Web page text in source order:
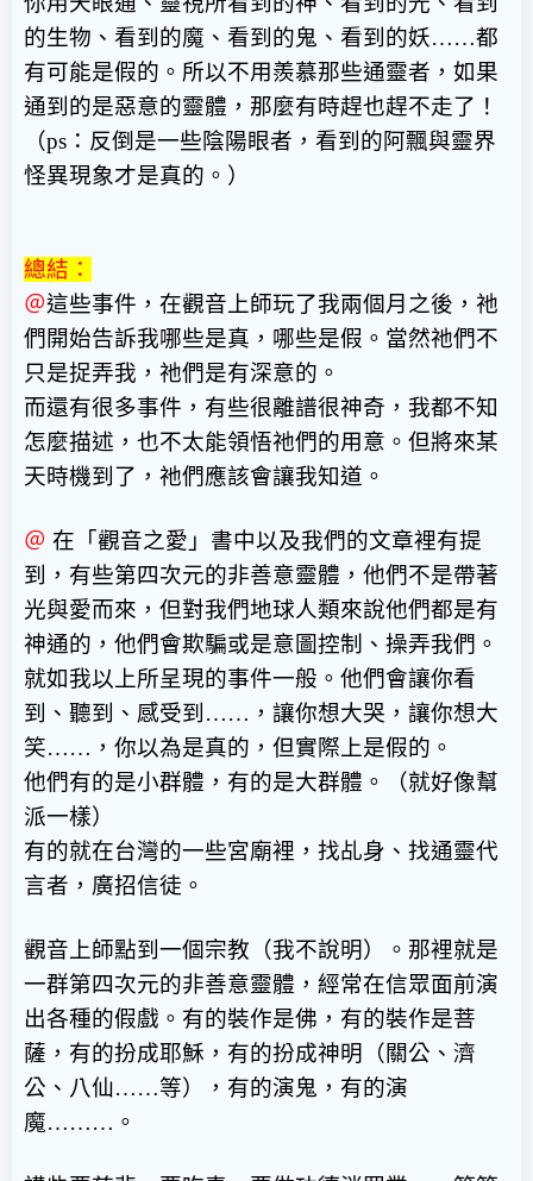
的生物、看到的魔、看到的鬼、看到的妖……都
有可能是假的。所以不用羨慕那些通靈者，如果
通到的是惡意的靈體，那麼有時趕也趕不走了！
（ps ：反倒是一些陰陽眼者，看到的阿飄與靈界
怪異現象才是真的。）
總結：
＠這些事件，在觀音上師玩了我兩個月之後，祂
們開始告訴我哪些是真，哪些是假。當然祂們不
只是捉弄我，祂們是有深意的。
而還有很多事件，有些很離譜很神奇，我都不知
怎麼描述，也不太能領悟祂們的用意。但將來某
天時機到了，祂們應該會讓我知道。
＠ 在「觀音之愛」書中以及我們的文章裡有提
到，有些第四次元的非善意靈體，他們不是帶著
光與愛而來，但對我們地球人類來說他們都是有
神通的，他們會欺騙或是意圖控制、操弄我們。
就如我以上所呈現的事件一般。他們會讓你看
到、聽到、感受到 …… ，讓你想大哭，讓你想大
笑…… ，你以為是真的，但實際上是假的。
他們有的是小群體，有的是大群體。（就好像幫
派一樣）
有的就在台灣的一些宮廟裡，找乩身、找通靈代
言者，廣招信徒。
觀音上師點到一個宗教（我不說明）。那裡就是
一群第四次元的非善意靈體，經常在信眾面前演
出各種的假戲。有的裝作是佛，有的裝作是菩
薩，有的扮成耶穌，有的扮成神明（關公、濟
公、八仙……等），有的演鬼，有的演
魔……… 。